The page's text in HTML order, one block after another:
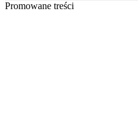
Promowane treści